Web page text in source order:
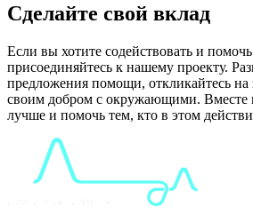
Сделайте свой вклад
Если вы хотите содействовать и
присоединяйтесь к нашему проекту.
предложения помощи, откликайтесь на
своим добром с окружающими. Вместе
лучше и помочь тем, кто в этом